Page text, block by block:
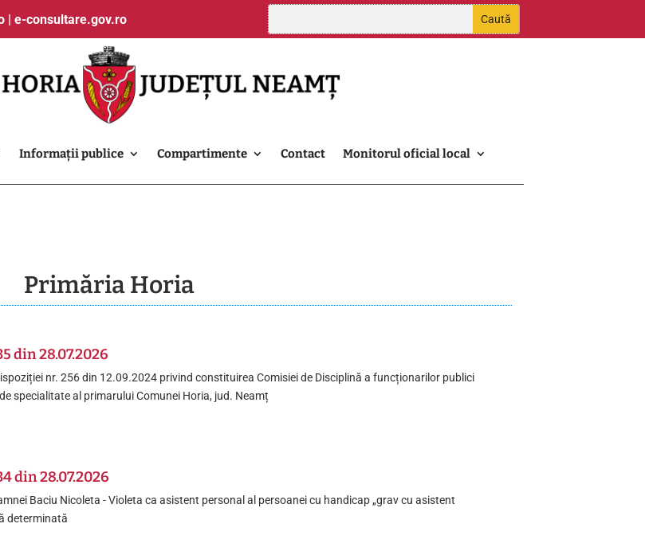
| e-consultare.gov.ro
Informații publice Compartimente Contact Monitorul oficial local
Primăria Horia
din 28.07.2026
nr. 256 din 12.09.2024 privind constituirea Comisiei de Disciplină a funcționarilor publici
specialitate al primarului Comunei Horia, jud. Neamț
din 28.07.2026
Baciu Nicoleta - Violeta ca asistent personal al persoanei cu handicap „grav cu asistent
determinată